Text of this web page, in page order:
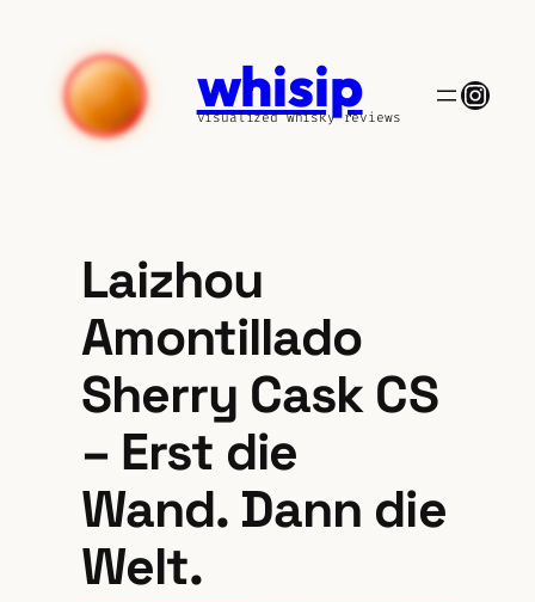
springen
whisip
visualized whisky reviews
Laizhou
Amontillado
Sherry Cask CS
– Erst die
Wand. Dann die
Welt.